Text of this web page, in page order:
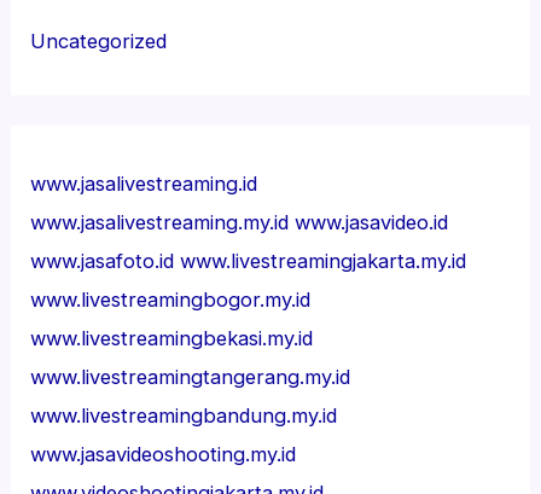
Uncategorized
www.jasalivestreaming.id
www.jasalivestreaming.my.id www.jasavideo.id
www.jasafoto.id www.livestreamingjakarta.my.id
www.livestreamingbogor.my.id
www.livestreamingbekasi.my.id
www.livestreamingtangerang.my.id
www.livestreamingbandung.my.id
www.jasavideoshooting.my.id